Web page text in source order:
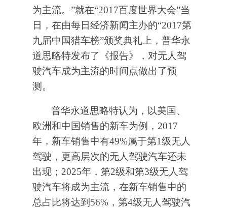
为主流。”就在“2017百度世界大会”当
日，在由每日经济新闻主办的“2017第
九届中国猎车榜”颁奖典礼上，普华永
道思略特发布了《报告》，对无人驾
驶汽车成为主流的时间点做出了预
测。
普华永道思略特认为，以美国、
欧洲和中国销售的新车为例，2017
年，新车销售中有49%属于第1级无人
驾驶，更高层次的无人驾驶汽车还未
出现；2025年，第2级和第3级无人驾
驶汽车将成为主流，在新车销售中的
总占比将达到56%，第4级无人驾驶汽